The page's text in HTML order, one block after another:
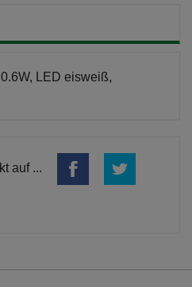
LED eisweiß,
auf ...